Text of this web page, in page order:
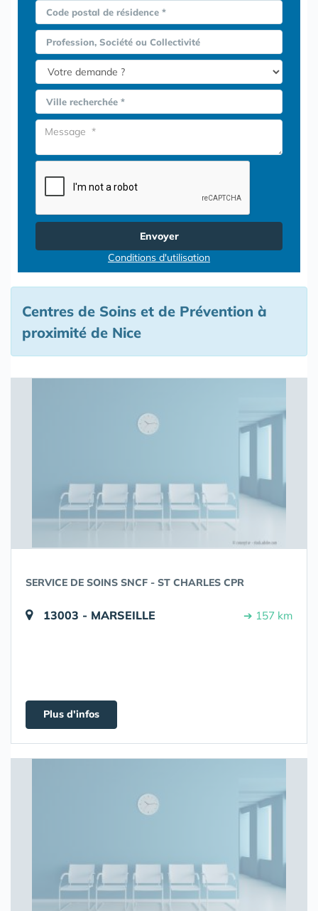
Code postal de résidence *
Profession, Société ou Collectivité
Ville recherchée *
Envoyer
Conditions d'utilisation
Centres de Soins et de Prévention à
proximité de Nice
SERVICE DE SOINS SNCF - ST CHARLES CPR
13003 - MARSEILLE ➔ 157 km
Plus d'infos